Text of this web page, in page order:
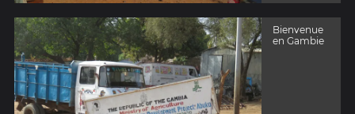
Bienvenue
en Gambie